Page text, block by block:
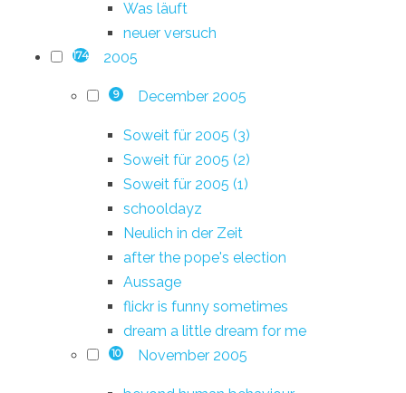
Was läuft
neuer versuch
174 2005
9 December 2005
Soweit für 2005 (3)
Soweit für 2005 (2)
Soweit für 2005 (1)
schooldayz
Neulich in der Zeit
after the pope's election
Aussage
flickr is funny sometimes
dream a little dream for me
10 November 2005